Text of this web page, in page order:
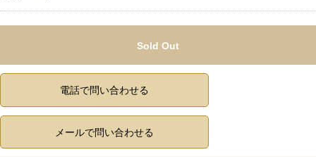
Sold Out
電話で問い合わせる
メールで問い合わせる